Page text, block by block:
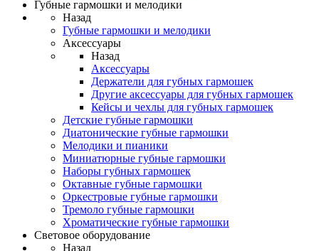
Губные гармошки и мелодики
Назад
Губные гармошки и мелодики
Аксессуары
Назад
Аксессуары
Держатели для губных гармошек
Другие аксессуары для губных гармошек
Кейсы и чехлы для губных гармошек
Детские губные гармошки
Диатонические губные гармошки
Мелодики и пианики
Миниатюрные губные гармошки
Наборы губных гармошек
Октавные губные гармошки
Оркестровые губные гармошки
Тремоло губные гармошки
Хроматические губные гармошки
Световое оборудование
Назад